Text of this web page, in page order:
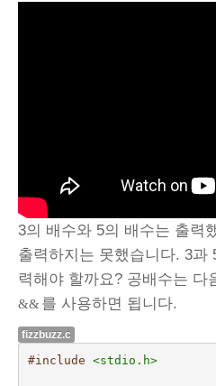
3의 배수와 5의 배수는 출력
출력하지는 못했습니다. 3과
력해야 할까요? 공배수는 다
&& 를 사용하면 됩니다.
fizzbuzz.c
#include <stdio.h>